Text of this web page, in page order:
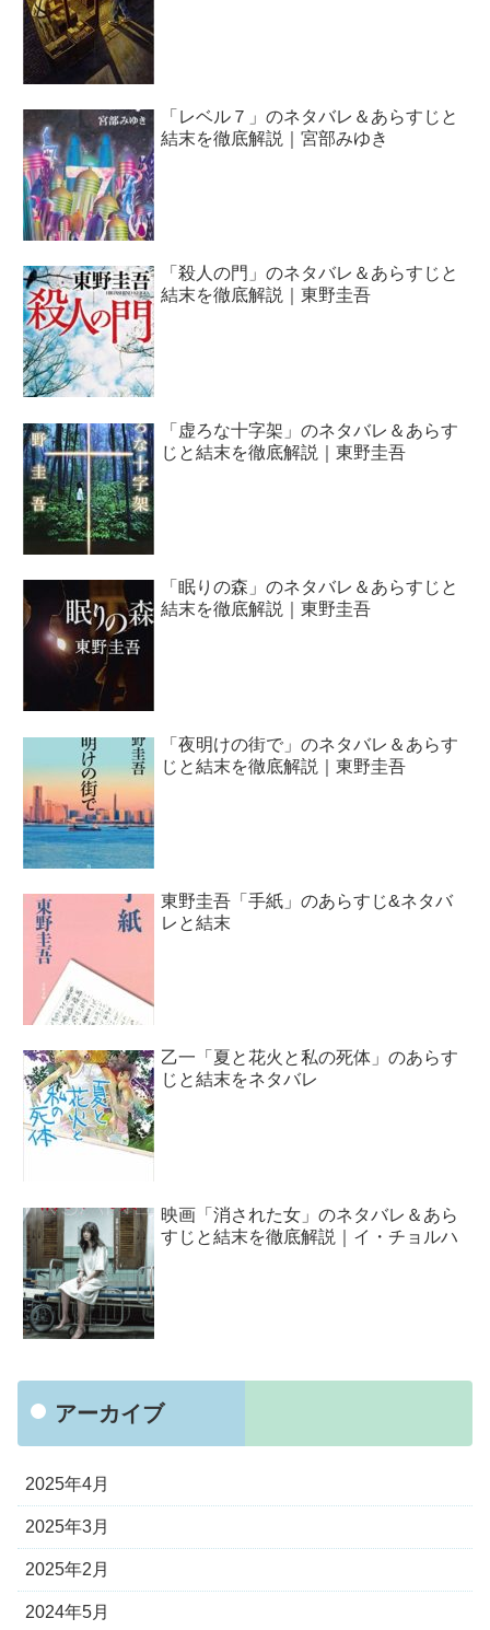
「レベル７」のネタバレ＆あらすじと
結末を徹底解説｜宮部みゆき
「殺人の門」のネタバレ＆あらすじと
結末を徹底解説｜東野圭吾
「虚ろな十字架」のネタバレ＆あらす
じと結末を徹底解説｜東野圭吾
「眠りの森」のネタバレ＆あらすじと
結末を徹底解説｜東野圭吾
「夜明けの街で」のネタバレ＆あらす
じと結末を徹底解説｜東野圭吾
東野圭吾「手紙」のあらすじ&ネタバ
レと結末
乙一「夏と花火と私の死体」のあらす
じと結末をネタバレ
映画「消された女」のネタバレ＆あら
すじと結末を徹底解説｜イ・チョルハ
アーカイブ
2025年4月
2025年3月
2025年2月
2024年5月